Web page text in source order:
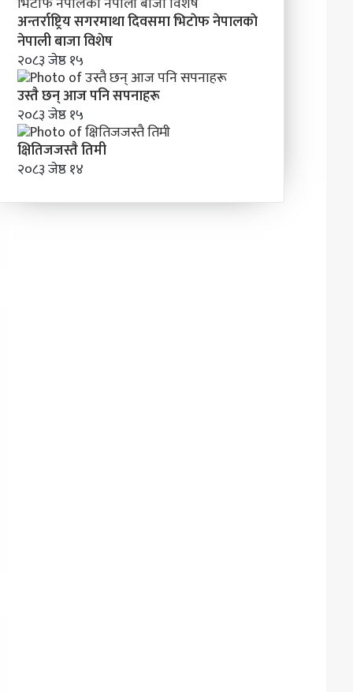
अन्तर्राष्ट्रिय सगरमाथा दिवसमा भिटाेफ नेपालकाे
नेपाली बाजा विशेष
२०८३ जेष्ठ १५
उस्तै छन् आज पनि सपनाहरू
२०८३ जेष्ठ १५
क्षितिजजस्तै तिमी
२०८३ जेष्ठ १४